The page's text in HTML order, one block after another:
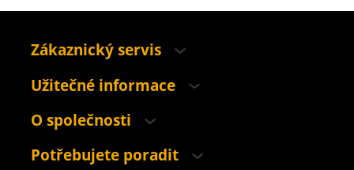
Zákaznický servis
Užitečné informace
O společnosti
Potřebujete poradit